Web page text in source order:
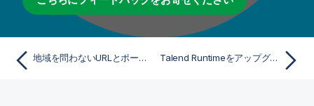
地域を問わないURLとポート情報 Talend Runtimeをアップグレード